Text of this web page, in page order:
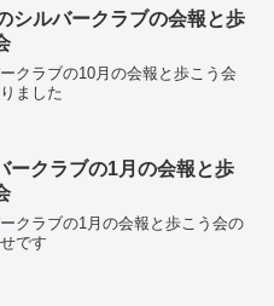
シルバークラブの会報と歩
クラブの10月の会報と歩こう会
ました
ークラブの1月の会報と歩
クラブの1月の会報と歩こう会の
です